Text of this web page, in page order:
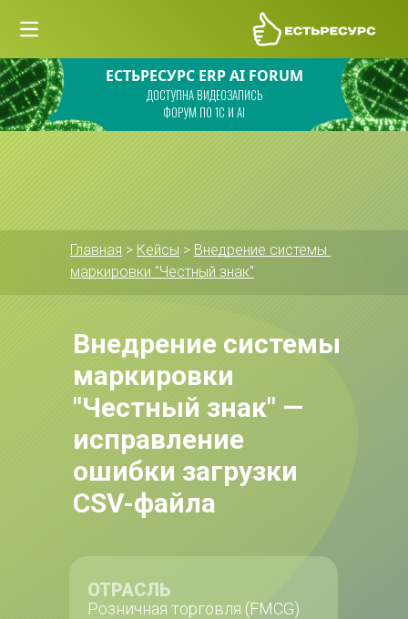
ЕСТЬРЕСУРС ERP AI FORUM
ФОРУМ ПО 1С И AI
ДОСТУПНА ВИДЕОЗАПИСЬ
Внедрение системы
маркировки
"Честный знак" —
исправление
ошибки загрузки
CSV-файла
Розничная торговля (FMCG)
ОТРАСЛЬ
Главная > Кейсы > Внедрение системы
маркировки "Честный знак"